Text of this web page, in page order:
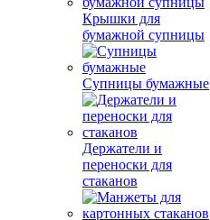
Крышки для
бумажной супницы
Супницы бумажные
Держатели и
переноски для
стаканов